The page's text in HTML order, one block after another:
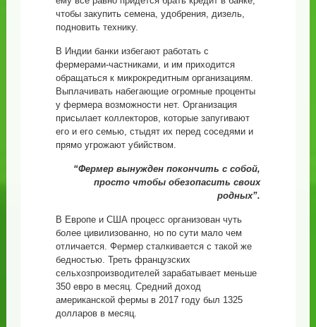
чтобы закупить семена, удобрения, дизель,
подновить технику.
В Индии банки избегают работать с
фермерами-частниками, и им приходится
обращаться к микрокредитным организациям.
Выплачивать набегающие огромные проценты
у фермера возможности нет. Организация
присылает коллекторов, которые запугивают
его и его семью, стыдят их перед соседями и
прямо угрожают убийством.
“Фермер вынужден покончить с собой,
просто чтобы обезопасить своих
родных”.
В Европе и США процесс организован чуть
более цивилизованно, но по сути мало чем
отличается. Фермер сталкивается с такой же
бедностью. Треть французских
сельхозпроизводителей зарабатывает меньше
350 евро в месяц. Средний доход
американской фермы в 2017 году был 1325
долларов в месяц.